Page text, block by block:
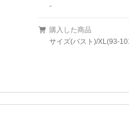
-
購入した商品
サイズ(バスト)/XL(93-